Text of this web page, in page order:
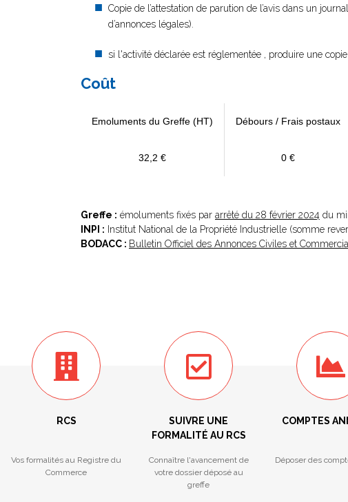
Copie de l’attestation de parution de l’avis dans un
d’annonces légales).
si l'activité déclarée est réglementée , produire une
Coût
Emoluments du Greffe (HT) Débours / Frais postaux
32,2 € 0 €
Greffe : émoluments fixés par arrêté du 28 février 2024 du
INPI : Institut National de la Propriété Industrielle (somme
BODACC : Bulletin Officiel des Annonces Civiles et
RCS
Vos formalités au Registre du
Commerce
SUIVRE UNE
FORMALITÉ AU RCS
Connaître l'avancement de
votre dossier déposé au
greffe
COMPTES
Déposer des